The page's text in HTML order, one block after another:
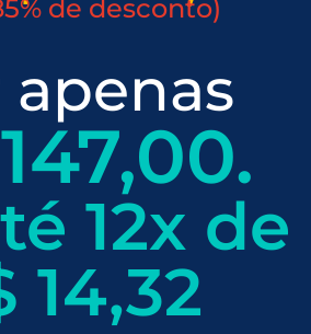
de desconto)
apenas
12x de
14,32